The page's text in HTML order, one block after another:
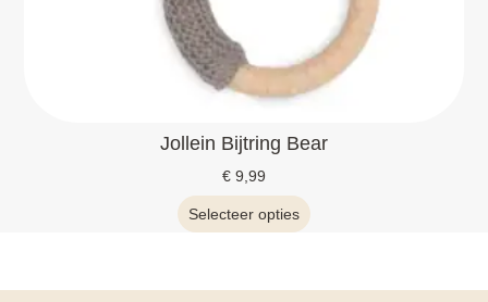
Jollein Bijtring Bear
€ 9,99
Selecteer opties